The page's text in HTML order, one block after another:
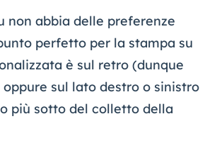
non abbia delle preferenze
perfetto per la stampa su
è sul retro (dunque
sul lato destro o sinistro
più sotto del colletto della